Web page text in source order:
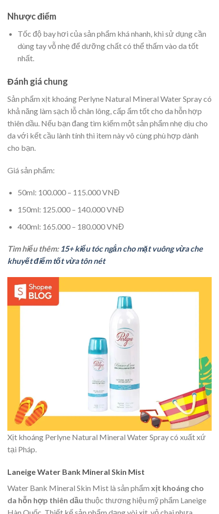
Nhược điểm
Tốc độ bay hơi của sản phẩm khá nhanh, khi sử dụng cần
dùng tay vỗ nhẹ để dưỡng chất có thể thấm vào da tốt
nhất.
Đánh giá chung
Sản phẩm xịt khoáng Perlyne Natural Mineral Water Spray có
khả năng làm sạch lỗ chân lông, cấp ẩm tốt cho da hỗn hợp
thiên dầu. Nếu bạn đang tìm kiếm một sản phẩm nhẹ dịu cho
da với kết cầu lành tính thì item này vô cùng phù hợp dành
cho bạn.
Giá sản phẩm:
50ml: 100.000 – 115.000 VNĐ
150ml: 125.000 – 140.000 VNĐ
400ml: 165.000 – 180.000 VNĐ
Tìm hiểu thêm: 15+ kiểu tóc ngắn cho mặt vuông vừa che
khuyết điểm tốt vừa tôn nét
Xịt khoáng Perlyne Natural Mineral Water Spray có xuất xứ
tại Pháp.
Laneige Water Bank Mineral Skin Mist
Water Bank Mineral Skin Mist là sản phẩm xịt khoáng cho
da hỗn hợp thiên dầu thuộc thương hiệu mỹ phẩm Laneige
Hàn Quốc. Thiết kế sản phẩm dạng vòi xịt, vỏ chai nhựa